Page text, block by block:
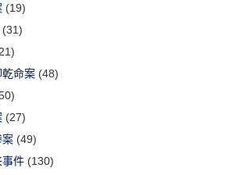
(19)
(31)
命案 (48)
(27)
案 (49)
事件 (130)